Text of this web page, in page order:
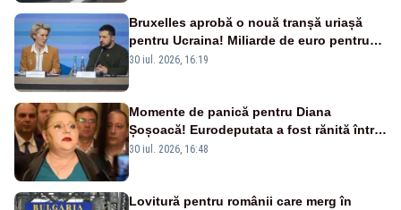
Bruxelles aprobă o nouă tranșă uriașă
pentru Ucraina! Miliarde de euro pentru
armament și apărare
30 iul. 2026, 16:19
Momente de panică pentru Diana
Șoșoacă! Eurodeputata a fost rănită într-
un accident rutier
30 iul. 2026, 16:48
Lovitură pentru românii care merg în